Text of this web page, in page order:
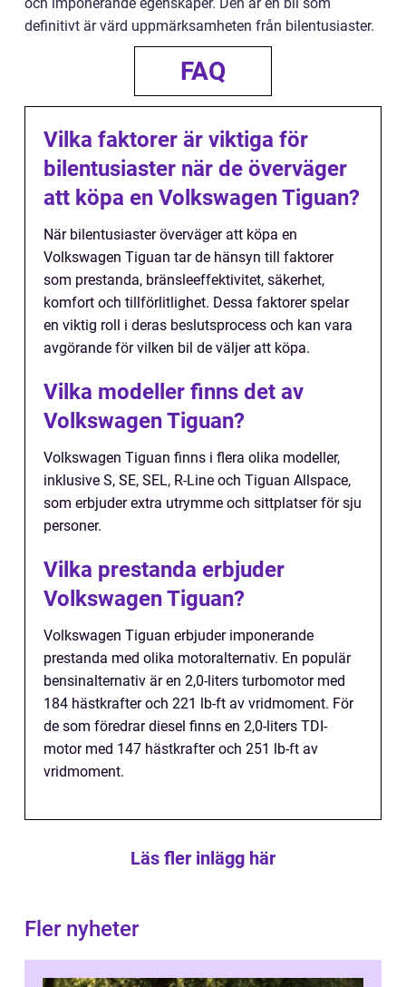
och imponerande egenskaper. Den är en bil som
definitivt är värd uppmärksamheten från bilentusiaster.
FAQ
Vilka faktorer är viktiga för
bilentusiaster när de överväger
att köpa en Volkswagen Tiguan?
När bilentusiaster överväger att köpa en
Volkswagen Tiguan tar de hänsyn till faktorer
som prestanda, bränsleeffektivitet, säkerhet,
komfort och tillförlitlighet. Dessa faktorer spelar
en viktig roll i deras beslutsprocess och kan vara
avgörande för vilken bil de väljer att köpa.
Vilka modeller finns det av
Volkswagen Tiguan?
Volkswagen Tiguan finns i flera olika modeller,
inklusive S, SE, SEL, R-Line och Tiguan Allspace,
som erbjuder extra utrymme och sittplatser för sju
personer.
Vilka prestanda erbjuder
Volkswagen Tiguan?
Volkswagen Tiguan erbjuder imponerande
prestanda med olika motoralternativ. En populär
bensinalternativ är en 2,0-liters turbomotor med
184 hästkrafter och 221 lb-ft av vridmoment. För
de som föredrar diesel finns en 2,0-liters TDI-
motor med 147 hästkrafter och 251 lb-ft av
vridmoment.
Läs fler inlägg här
Fler nyheter